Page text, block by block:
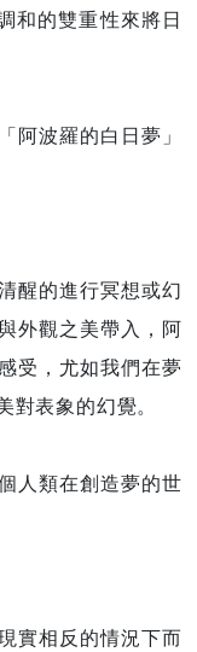
和的雙重性來將日
阿波羅的白日夢」
醒的進行冥想或幻
外觀之美帶入，阿
受，尤如我們在夢
表象的幻覺。
人類在創造夢的世
實相反的情況下而